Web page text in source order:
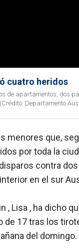
cuatro heridos
de apartamentos, dos
Departamento
menores que,
por toda la
contra
en el sur
, Lisa , ha dicho
de 17 tras los
del domingo.